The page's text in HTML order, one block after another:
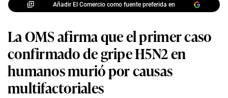
Añadir El Comercio como fuente preferida en
La OMS afirma que el primer caso
confirmado de gripe H5N2 en
humanos murió por causas
multifactoriales